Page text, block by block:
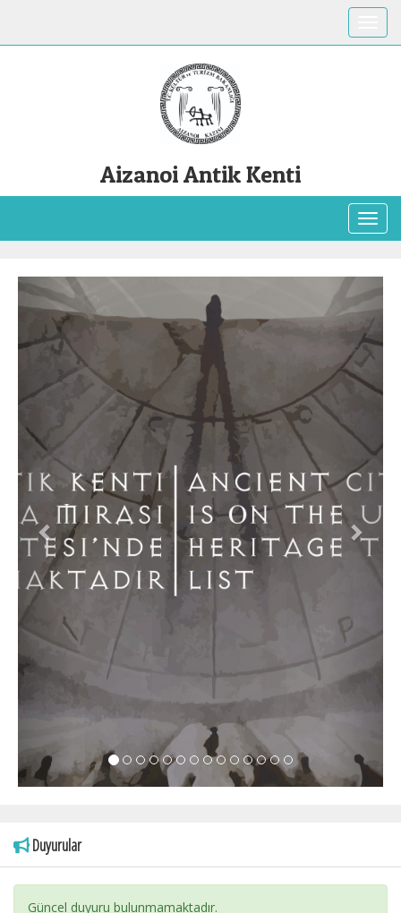
Aizanoi Antik Kenti
Previous Next
Duyurular
Güncel duyuru bulunmamaktadır.